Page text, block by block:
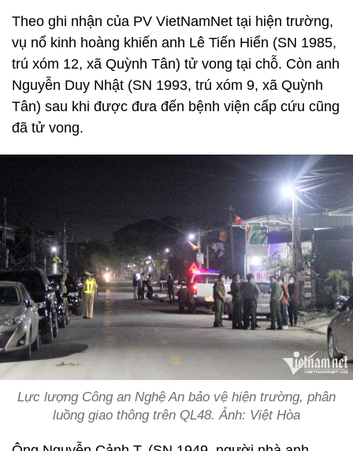
Theo ghi nhận của PV VietNamNet tại hiện trường,
vụ nổ kinh hoàng khiến anh Lê Tiến Hiển (SN 1985,
trú xóm 12, xã Quỳnh Tân) tử vong tại chỗ. Còn anh
Nguyễn Duy Nhật (SN 1993, trú xóm 9, xã Quỳnh
Tân) sau khi được đưa đến bệnh viện cấp cứu cũng
đã tử vong.
Lực lượng Công an Nghệ An bảo vệ hiện trường, phân
luồng giao thông trên QL48. Ảnh: Việt Hòa